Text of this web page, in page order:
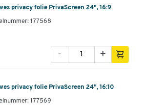
privacy folie PrivaScreen 24", 16:9
177568
+
-
privacy folie PrivaScreen 24", 16:10
177569